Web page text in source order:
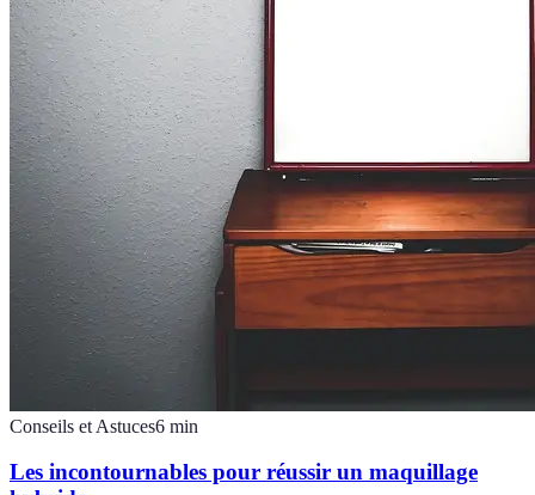
Conseils et Astuces6 min
Les incontournables pour réussir un maquillage